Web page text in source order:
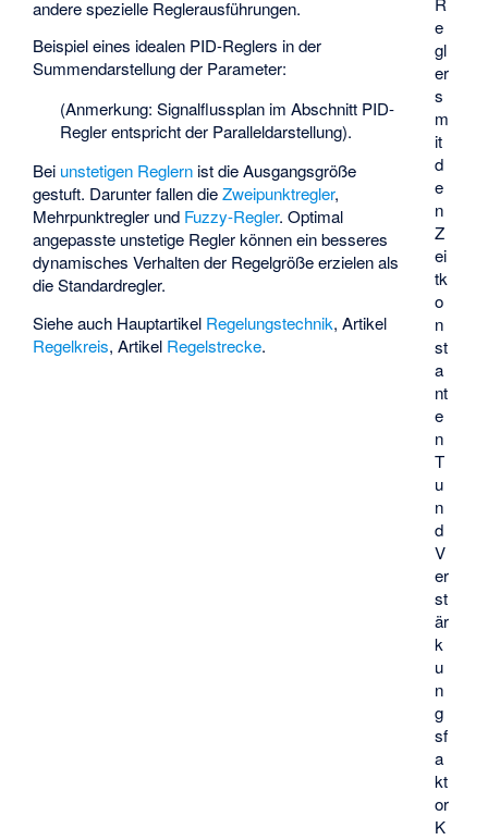
e
gl
er
s
m
it
d
e
n
Z
ei
tk
o
n
st
a
nt
e
n
T
u
n
d
V
er
st
är
k
u
n
g
sf
a
kt
or
K
andere spezielle Reglerausführungen.
Beispiel eines idealen PID-Reglers in der
Summendarstellung der Parameter:
(Anmerkung: Signalflussplan im Abschnitt PID-
Regler entspricht der Paralleldarstellung).
Bei unstetigen Reglern ist die Ausgangsgröße
gestuft. Darunter fallen dieZweipunktregler,
Mehrpunktregler und Fuzzy-Regler. Optimal
angepasste unstetige Regler können ein besseres
dynamisches Verhalten der Regelgröße erzielen als
die Standardregler.
Siehe auch Hauptartikel Regelungstechnik, Artikel
Regelkreis, Artikel Regelstrecke.